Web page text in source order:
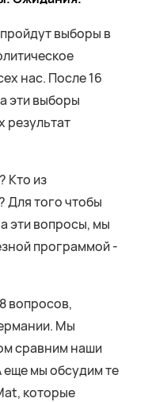
выборы в
нас. После 16
эти выборы
результат
Кто из
Для того чтобы
эти вопросы, мы
программой -
вопросов,
Мы
сравним наши
еще мы обсудим те
которые